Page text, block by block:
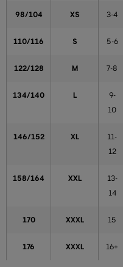
98/104 XS 3-4
110/116 S 5-6
122/128 M 7-8
134/140 L
9-
10
146/152 XL
11-
12
158/164 XXL
13-
14
170 XXXL 15
176 XXXL 16+